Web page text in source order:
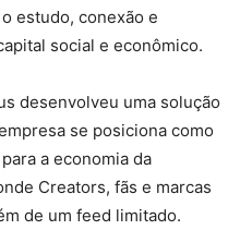
estudo, conexão e
social e econômico.
desenvolveu uma solução
se posiciona como
a economia da
Creators, fãs e marcas
de um feed limitado.